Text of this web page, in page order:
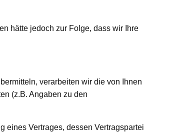
hätte jedoch zur Folge, dass wir Ihre
verarbeiten wir die von Ihnen
(z.B. Angaben zu den
eines Vertrages, dessen Vertragspartei